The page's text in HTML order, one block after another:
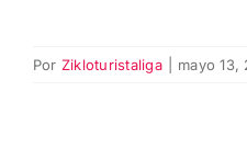
Por Zikloturistaliga mayo 13,